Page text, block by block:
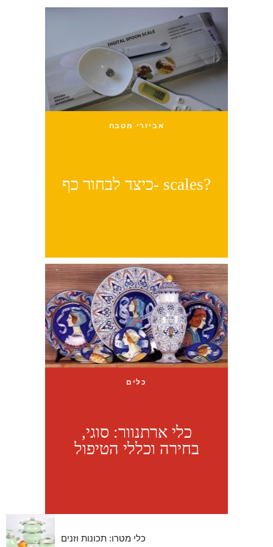
אביזרי מטבח
כיצד לבחור כף- scales?
כלים
כלי ארתנוור: סוגי,
בחירה וכללי הטיפול
כלי מטרו: תכונות וזנים